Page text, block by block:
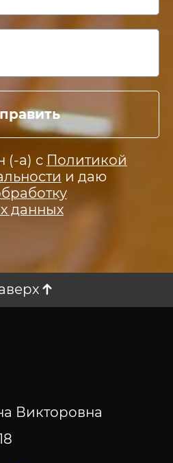
(-а) с Политикой
и даю
данных
Викторовна